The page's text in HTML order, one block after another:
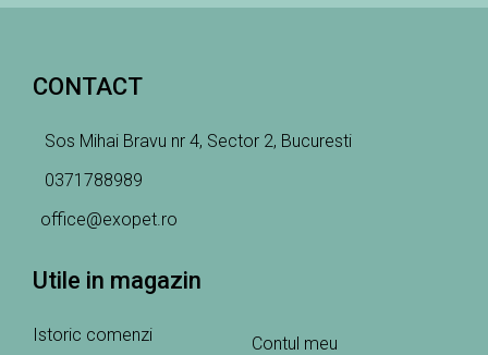
CONTACT
Sos Mihai Bravu nr 4, Sector 2, Bucuresti
0371788989
office@exopet.ro
Utile in magazin
Istoric comenzi
Contul meu